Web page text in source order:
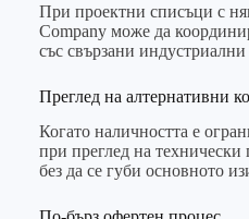
При проектни списъци с
Company може да
със свързани
Преглед на алтернативни
Когато наличността е
при преглед на
без да се губи основното